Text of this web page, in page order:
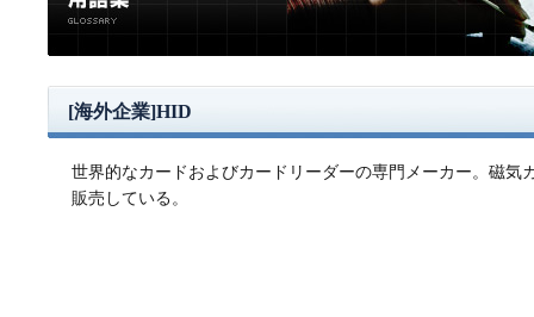
[海外企業]HID
世界的なカードおよびカードリーダーの専門メーカー。磁気
販売している。